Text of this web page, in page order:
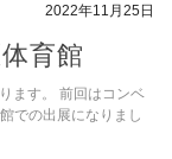
2022年11月25日
育館
ます。 前回はコンベ
での出展になりまし